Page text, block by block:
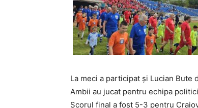
La meci a participat și Lucian Bute
Ambii au jucat pentru echipa
Scorul final a fost 5-3 pentru